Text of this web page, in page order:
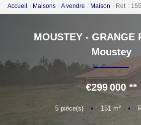
NOTRE
ESTIMATION
NOS OUTILS
CONTACT
EN
Accueil Maisons A vendre Maison Ref. :
MOUSTEY - GRANGE
Moustey
€299 000**
5pièce(s) • 151 m² •